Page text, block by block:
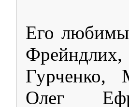
Его
Гурченко,
Олег